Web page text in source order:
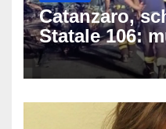
Catanzaro,
Statale 106:
coinvolti
una moto